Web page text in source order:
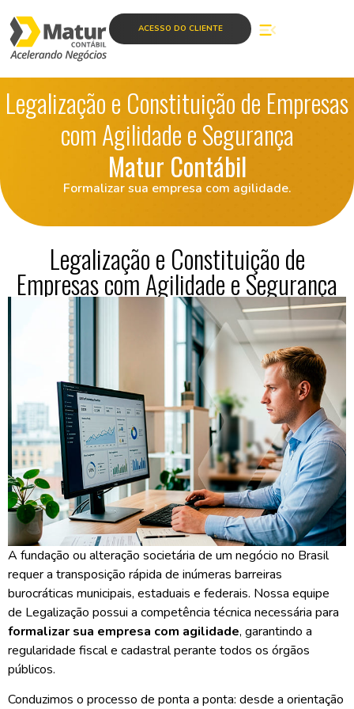
ACESSO DO CLIENTE
Legalização e Constituição de Empresas
com Agilidade e Segurança
Matur Contábil
Formalizar sua empresa com agilidade.
Legalização e Constituição de
Empresas com Agilidade e Segurança
A fundação ou alteração societária de um negócio no Brasil
requer a transposição rápida de inúmeras barreiras
burocráticas municipais, estaduais e federais. Nossa equipe
de Legalização possui a competência técnica necessária para
formalizar sua empresa com agilidade, garantindo a
regularidade fiscal e cadastral perante todos os órgãos
públicos.
Conduzimos o processo de ponta a ponta: desde a orientação